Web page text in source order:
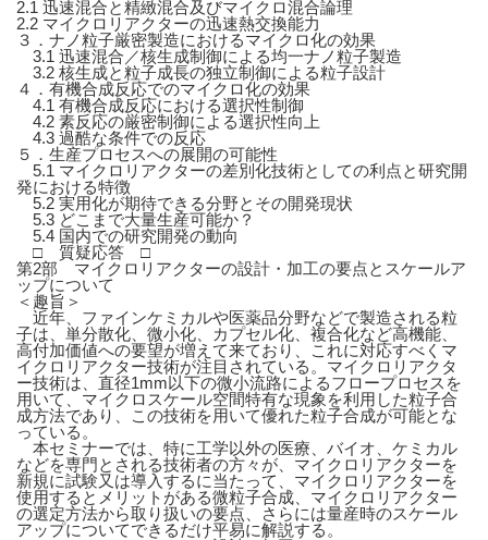
2.1 迅速混合と精緻混合及びマイクロ混合論理
2.2 マイクロリアクターの迅速熱交換能力
３．ナノ粒子厳密製造におけるマイクロ化の効果
3.1 迅速混合／核生成制御による均一ナノ粒子製造
3.2 核生成と粒子成長の独立制御による粒子設計
４．有機合成反応でのマイクロ化の効果
4.1 有機合成反応における選択性制御
4.2 素反応の厳密制御による選択性向上
4.3 過酷な条件での反応
５．生産プロセスへの展開の可能性
5.1 マイクロリアクターの差別化技術としての利点と研究開
発における特徴
5.2 実用化が期待できる分野とその開発現状
5.3 どこまで大量生産可能か？
5.4 国内での研究開発の動向
□ 質疑応答 □
第2部 マイクロリアクターの設計・加工の要点とスケールア
ップについて
＜趣旨＞
近年、ファインケミカルや医薬品分野などで製造される粒
子は、単分散化、微小化、カプセル化、複合化など高機能、
高付加価値への要望が増えて来ており、これに対応すべくマ
イクロリアクター技術が注目されている。マイクロリアクタ
ー技術は、直径1mm以下の微小流路によるフロープロセスを
用いて、マイクロスケール空間特有な現象を利用した粒子合
成方法であり、この技術を用いて優れた粒子合成が可能とな
っている。
本セミナーでは、特に工学以外の医療、バイオ、ケミカル
などを専門とされる技術者の方々が、マイクロリアクターを
新規に試験又は導入するに当たって、マイクロリアクターを
使用するとメリットがある微粒子合成、マイクロリアクター
の選定方法から取り扱いの要点、さらには量産時のスケール
アップについてできるだけ平易に解説する。